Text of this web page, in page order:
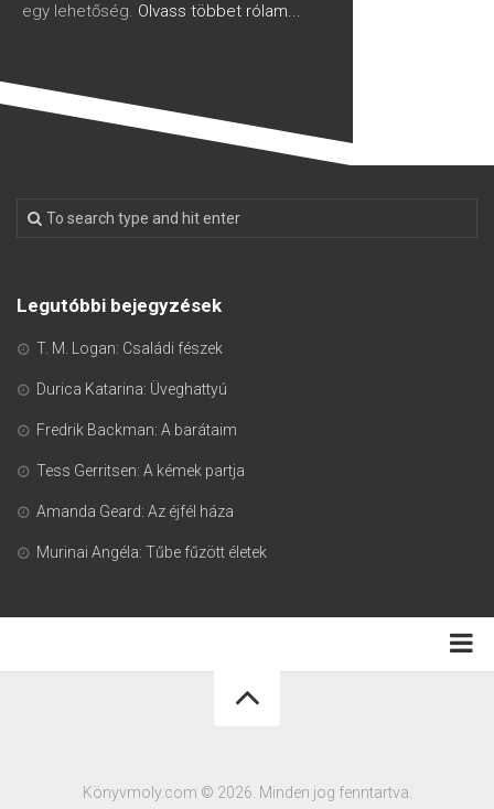
egy lehetőség. Olvass többet rólam...
Legutóbbi bejegyzések
T. M. Logan: Családi fészek
Durica Katarina: Üveghattyú
Fredrik Backman: A barátaim
Tess Gerritsen: A kémek partja
Amanda Geard: Az éjfél háza
Murinai Angéla: Tűbe fűzött életek
Könyvmoly.com © 2026. Minden jog fenntartva.